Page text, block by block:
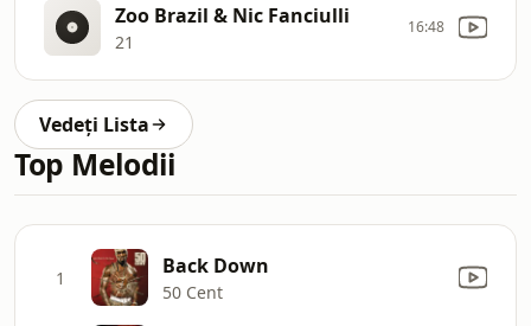
Zoo Brazil & Nic Fanciulli
21
16:48
Vedeți Lista
Top Melodii
1 Back Down
50 Cent